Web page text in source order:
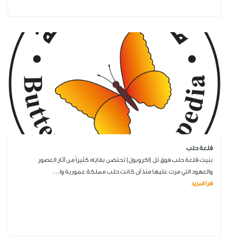
قلعة حلب
بنيت قلعة حلب فوق تل (اكروبول) تحتضن بقاياه كثيراً من آثار العصور
والعهود التي مرت عليها منذ أن كانت حلب مملكة عمورية وا...
اقرأ المزيد